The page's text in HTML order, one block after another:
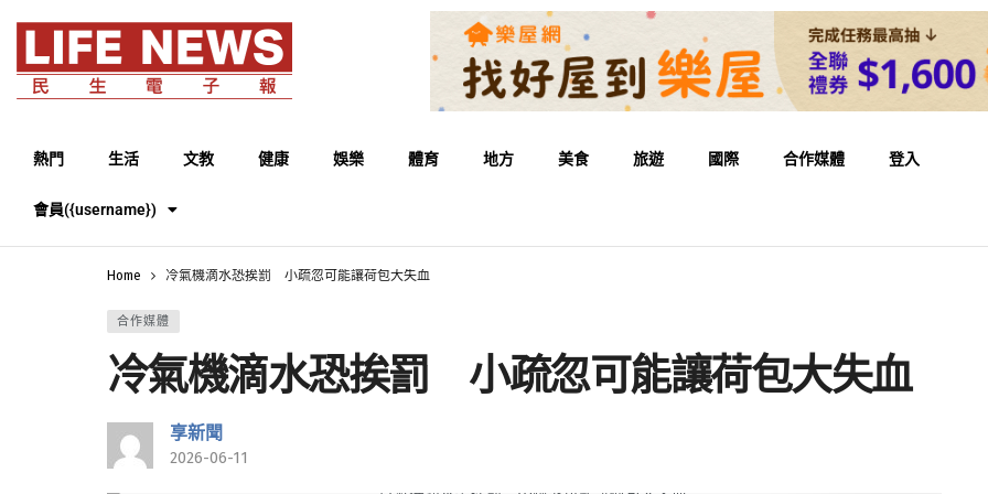
熱門 生活 文教 健康 娛樂 體育 地方 美食 旅遊 國際 合作媒體 登入
會員({username})
Home 冷氣機滴水恐挨罰 小疏忽可能讓荷包大失血
合作媒體
冷氣機滴水恐挨罰 小疏忽可能讓荷包大失血
享新聞
2026-06-11